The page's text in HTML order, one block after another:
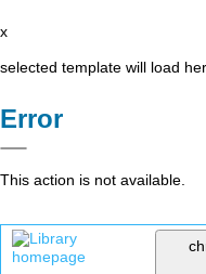
x
selected template will load
Error
This action is not available.